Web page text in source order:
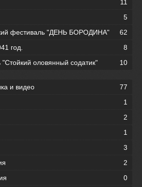
11
5
фестиваль "ДЕНЬ БОРОДИНА"
62
год.
8
"Стойкий оловянный содатик"
10
и видео
77
1
2
1
3
2
0